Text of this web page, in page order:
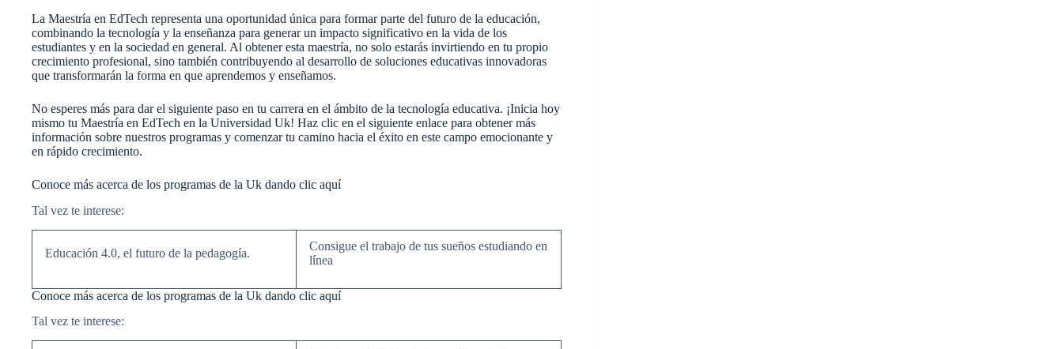
La Maestría en EdTech representa una oportunidad única para formar parte del futuro de la educación,
combinando la tecnología y la enseñanza para generar un impacto significativo en la vida de los
estudiantes y en la sociedad en general. Al obtener esta maestría, no solo estarás invirtiendo en tu propio
crecimiento profesional, sino también contribuyendo al desarrollo de soluciones educativas innovadoras
que transformarán la forma en que aprendemos y enseñamos.
No esperes más para dar el siguiente paso en tu carrera en el ámbito de la tecnología educativa. ¡Inicia hoy
mismo tu Maestría en EdTech en la Universidad Uk! Haz clic en el siguiente enlace para obtener más
información sobre nuestros programas y comenzar tu camino hacia el éxito en este campo emocionante y
en rápido crecimiento.
Conoce más acerca de los programas de la Uk dando clic aquí
Tal vez te interese:
Educación 4.0, el futuro de la pedagogía.
Consigue el trabajo de tus sueños estudiando en
línea
Conoce más acerca de los programas de la Uk dando clic aquí
Tal vez te interese: